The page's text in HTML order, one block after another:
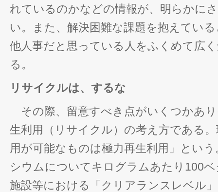
れているのかなどの情報が、明らかに
い。また、解決困難な課題を抱えてい
他人事だと思っている人をふくめて広
る。
リサイクルは、するな
その際、留意すべき点がいくつかあ
生利用（リサイクル）の考え方である
用が可能なものは極力再生利用」とい
シウムについてキログラムあたり100
施設等における「クリアランスレベル